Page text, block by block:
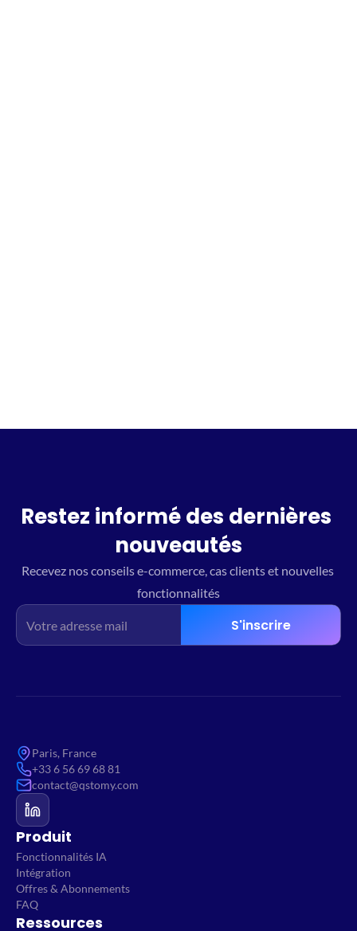
Restez informé des dernières
nouveautés
Recevez nos conseils e-commerce, cas clients et nouvelles
fonctionnalités
S'inscrire
Paris, France
+33 6 56 69 68 81
contact@qstomy.com
Produit
Fonctionnalités IA
Intégration
Offres & Abonnements
FAQ
Ressources